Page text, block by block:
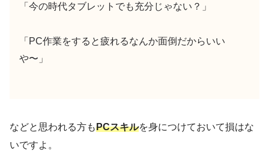
「今の時代タブレットでも充分じゃない？」
「PC作業をすると疲れるなんか面倒だからいい
や〜」
などと思われる方もPCスキルを身につけておいて損はな
いですよ。